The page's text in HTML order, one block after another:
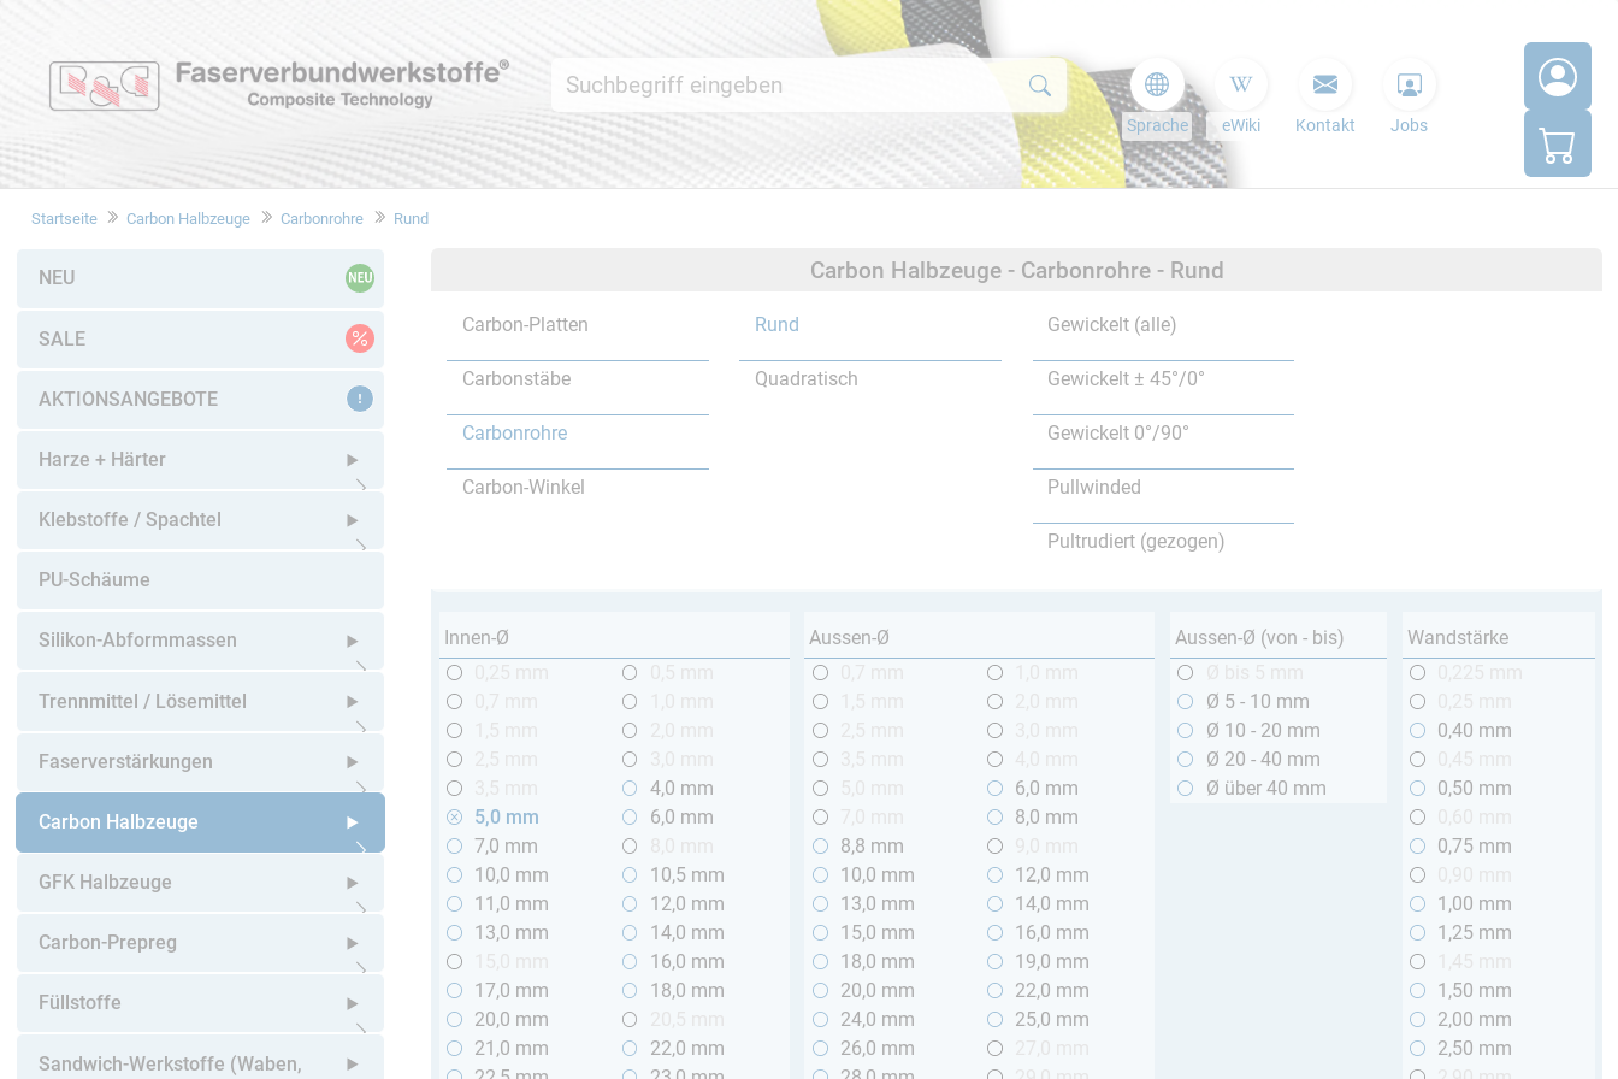
Sprache eWiki Kontakt Jobs
Startseite Carbon Halbzeuge Carbonrohre Rund
NEU
SALE
AKTIONSANGEBOTE
Harze + Härter
Untermenü öffnen
Klebstoffe / Spachtel
PU-Schäume
Silikon-Abformmassen
Untermenü öffnen
Trennmittel / Lösemittel
Untermenü öffnen
Faserverstärkungen
Untermenü öffnen
Carbon Halbzeuge
Untermenü öffnen
GFK Halbzeuge
Untermenü öffnen
Carbon-Prepreg
Untermenü öffnen
Füllstoffe
Untermenü öffnen
Sandwich-Werkstoffe (Waben,
Carbon Halbzeuge - Carbonrohre - Rund
Carbon-Platten
Carbonstäbe
Carbonrohre
Carbon-Winkel
Rund
Quadratisch
Gewickelt (alle)
Gewickelt ± 45°/0°
Gewickelt 0°/90°
Pullwinded
Pultrudiert (gezogen)
Innen-Ø
4,0 mm
5,0 mm
6,0 mm
7,0 mm
10,0 mm
10,5 mm
11,0 mm
12,0 mm
13,0 mm
14,0 mm
16,0 mm
17,0 mm
18,0 mm
20,0 mm
21,0 mm
22,0 mm
Aussen-Ø
6,0 mm
8,0 mm
8,8 mm
10,0 mm
12,0 mm
13,0 mm
14,0 mm
15,0 mm
16,0 mm
18,0 mm
19,0 mm
20,0 mm
22,0 mm
24,0 mm
25,0 mm
26,0 mm
Aussen-Ø (von - bis)
Ø 5 - 10 mm
Ø 10 - 20 mm
Ø 20 - 40 mm
Ø über 40 mm
Wandstärke
0,40 mm
0,50 mm
0,75 mm
1,00 mm
1,25 mm
1,50 mm
2,00 mm
2,50 mm